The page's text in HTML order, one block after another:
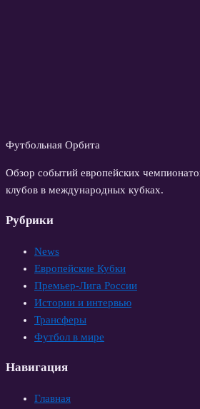
Футбольная Орбита
Обзор событий европейских
клубов в международных кубках.
Рубрики
News
Европейские Кубки
Премьер-Лига России
Истории и интервью
Трансферы
Футбол в мире
Навигация
Главная